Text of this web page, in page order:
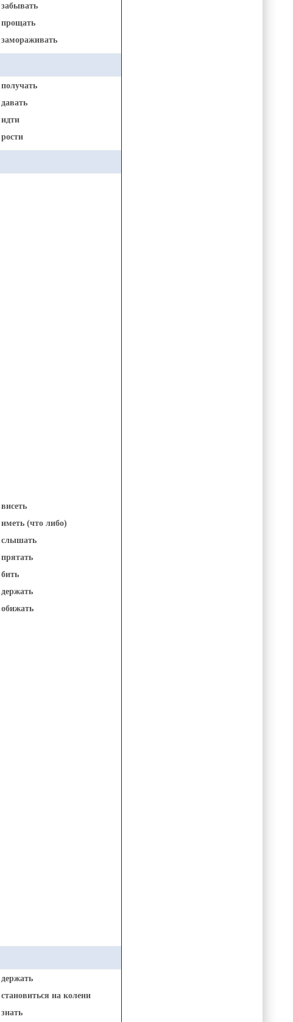
забывать
прощать
замораживать
получать
давать
идти
рости
висеть
иметь (что либо)
слышать
прятать
бить
держать
обижать
держать
становиться на колени
знать